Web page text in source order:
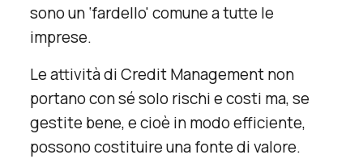
sono un ‘fardello' comune a tutte le
imprese.
Le attività di Credit Management non
portano con sé solo rischi e costi ma, se
gestite bene, e cioè in modo efficiente,
possono costituire una fonte di valore.